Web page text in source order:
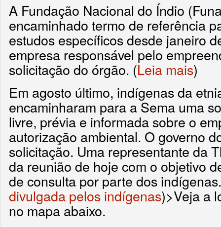
A Fundação Nacional do Índio
encaminhado termo de referência
estudos específicos desde janeiro
empresa responsável pelo
solicitação do órgão. (Leia mais)
Em agosto último, indígenas da
encaminharam para a Sema uma
livre, prévia e informada sobre o
autorização ambiental. O governo
solicitação. Uma representante da
da reunião de hoje com o objetivo
de consulta por parte dos
divulgada pelos indígenas)>Veja a
no mapa abaixo.